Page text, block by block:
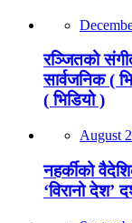
रञ्जितको
सार्वजनिक (
( भिडियो )
August
नहर्कीको
‘विरानो देश’